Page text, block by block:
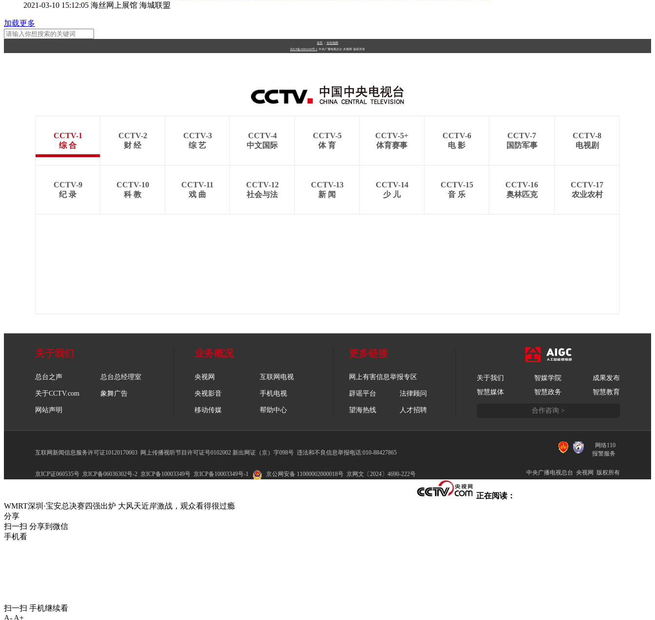
2021-03-10 15:12:05 海丝网上展馆 海城联盟
加载更多
首页 全站地图
京ICP备10003349号-1 中央广播电视总台 央视网 版权所有
CCTV-1
综 合
CCTV-2
财 经
CCTV-3
综 艺
CCTV-4
中文国际
CCTV-5
体 育
CCTV-5+
体育赛事
CCTV-6
电 影
CCTV-7
国防军事
CCTV-8
电视剧
CCTV-9
纪 录
CCTV-10
科 教
CCTV-11
戏 曲
CCTV-12
社会与法
CCTV-13
新 闻
CCTV-14
少 儿
CCTV-15
音 乐
CCTV-16
奥林匹克
CCTV-17
农业农村
关于我们
总台之声 总台总经理室
关于CCTV.com 象舞广告
网站声明
业务概况
央视网 互联网电视
央视影音 手机电视
移动传媒 帮助中心
更多链接
网上有害信息举报专区
辟谣平台 法律顾问
望海热线 人才招聘
关于我们 智媒学院
成果发布
智慧媒体
智慧政务 智慧教育
合作咨询 >
互联网新闻信息服务许可证10120170003 网上传播视听节目许可证号0102002 新出网证（京）字098号 违法和不良信息举报电话:010-88427865
京ICP证060535号 京ICP备06036302号-2 京ICP备10003349号 京ICP备10003349号-1 京公网安备 11000002000018号 京网文〔2024〕4690-222号
网络110
报警服务
中央广播电视总台 央视网 版权所有
正在阅读：
WMRT深圳·宝安总决赛四强出炉 大风天近岸激战，观众看得很过瘾
分享
扫一扫 分享到微信
手机看
扫一扫 手机继续看
A- A+